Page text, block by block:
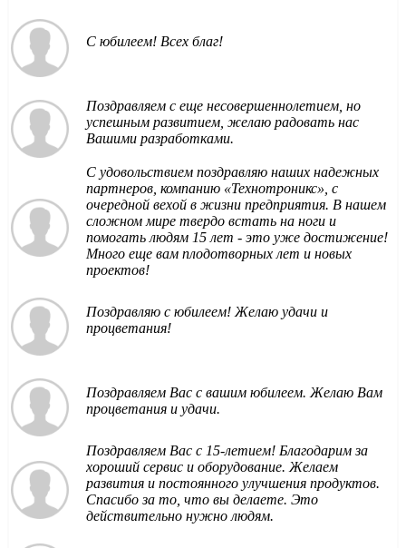
С юбилеем! Всех благ!
Поздравляем с еще несовершеннолетием, но
успешным развитием, желаю радовать нас
Вашими разработками.
С удовольствием поздравляю наших надежных
партнеров, компанию «Технотроникс», с
очередной вехой в жизни предприятия. В нашем
сложном мире твердо встать на ноги и
помогать людям 15 лет - это уже достижение!
Много еще вам плодотворных лет и новых
проектов!
Поздравляю с юбилеем! Желаю удачи и
процветания!
Поздравляем Вас с вашим юбилеем. Желаю Вам
процветания и удачи.
Поздравляем Вас с 15-летием! Благодарим за
хороший сервис и оборудование. Желаем
развития и постоянного улучшения продуктов.
Спасибо за то, что вы делаете. Это
действительно нужно людям.